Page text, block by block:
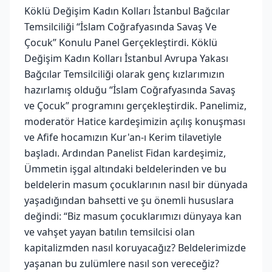
Köklü Değişim Kadın Kolları İstanbul Bağcılar
Temsilciliği “İslam Coğrafyasında Savaş Ve
Çocuk” Konulu Panel Gerçekleştirdi. Köklü
Değişim Kadın Kolları İstanbul Avrupa Yakası
Bağcılar Temsilciliği olarak genç kızlarımızın
hazırlamış olduğu “İslam Coğrafyasında Savaş
ve Çocuk” programını gerçekleştirdik. Panelimiz,
moderatör Hatice kardeşimizin açılış konuşması
ve Afife hocamızın Kur'an-ı Kerim tilavetiyle
başladı. Ardından Panelist Fidan kardeşimiz,
Ümmetin işgal altındaki beldelerinden ve bu
beldelerin masum çocuklarının nasıl bir dünyada
yaşadığından bahsetti ve şu önemli hususlara
değindi: “Biz masum çocuklarımızı dünyaya kan
ve vahşet yayan batılın temsilcisi olan
kapitalizmden nasıl koruyacağız? Beldelerimizde
yaşanan bu zulümlere nasıl son vereceğiz?